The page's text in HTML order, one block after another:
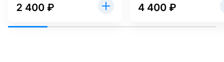
2 400 ₽ 4 400 ₽